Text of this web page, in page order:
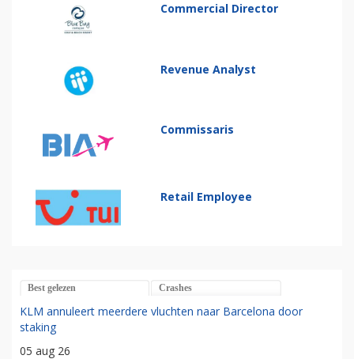
Commercial Director
Revenue Analyst
Commissaris
Retail Employee
Best gelezen Crashes
KLM annuleert meerdere vluchten naar Barcelona door
staking
05 aug 26